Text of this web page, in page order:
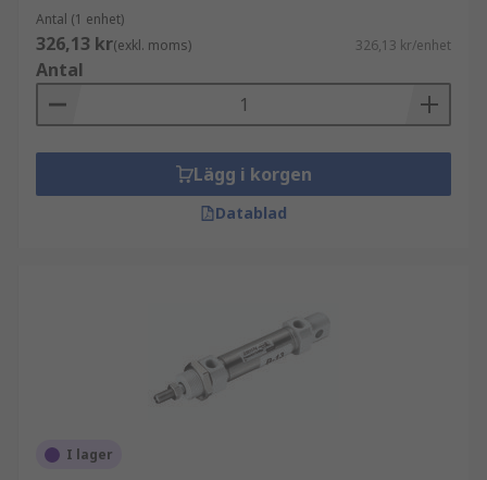
Antal (1 enhet)
326,13 kr(exkl. moms) 326,13 kr/enhet
Antal
Lägg i korgen
Datablad
I lager